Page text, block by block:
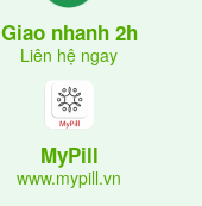
Giao nhanh 2h
Liên hệ ngay
MyPill
www.mypill.vn